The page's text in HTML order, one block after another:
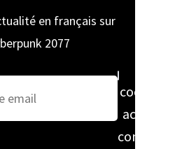
en français sur
2077
cochez pour
accepter la
conservation